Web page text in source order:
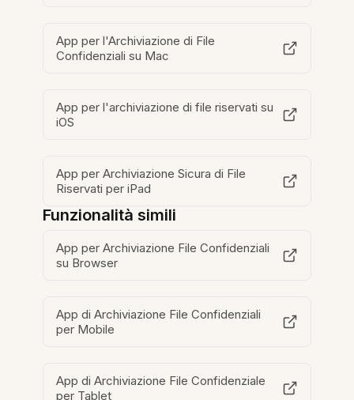
App per l'Archiviazione di File
Confidenziali su Mac
App per l'archiviazione di file riservati su
iOS
App per Archiviazione Sicura di File
Riservati per iPad
Funzionalità simili
App per Archiviazione File Confidenziali
su Browser
App di Archiviazione File Confidenziali
per Mobile
App di Archiviazione File Confidenziale
per Tablet